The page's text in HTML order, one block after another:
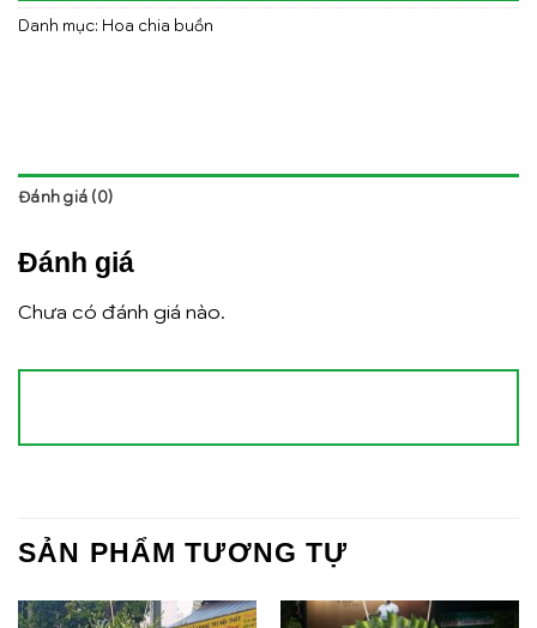
Danh mục: Hoa chia buồn
Đánh giá (0)
Đánh giá
Chưa có đánh giá nào.
SẢN PHẨM TƯƠNG TỰ